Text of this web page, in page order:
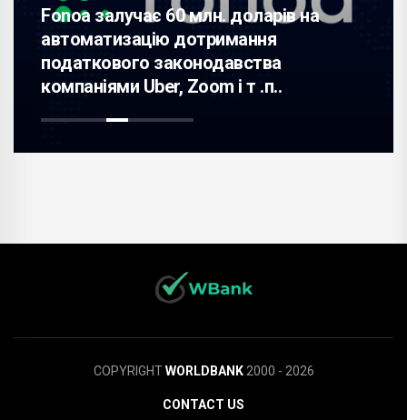
на
БІЗНЕС НОВИНИ
Підприємство Adani
49% акцій компанії Quinillion
Media; акції зросли на 5%.
COPYRIGHTWORLDBANK2000 - 2026
CONTACT US